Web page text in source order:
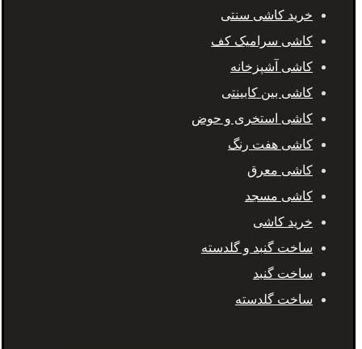
خرید کاشی سنتی
کاشی سرامیک کف
کاشی آشپزخانه
کاشی بین کابینتی
کاشی استخری و حوض
کاشی هفت رنگ
کاشی معرق
کاشی مسجد
خرید کاشی
ساخت گنبد و گلدسته
ساخت گنبد
ساخت گلدسته